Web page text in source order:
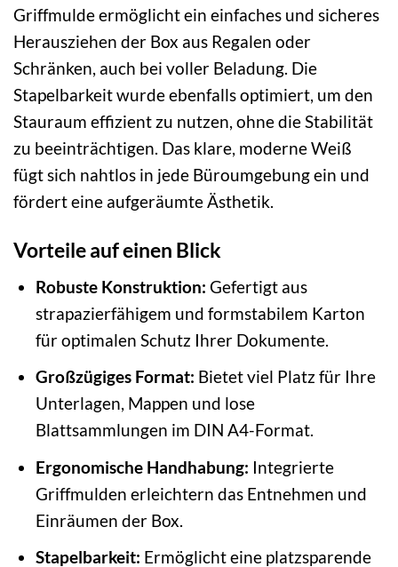
Griffmulde ermöglicht ein einfaches und sicheres
Herausziehen der Box aus Regalen oder
Schränken, auch bei voller Beladung. Die
Stapelbarkeit wurde ebenfalls optimiert, um den
Stauraum effizient zu nutzen, ohne die Stabilität
zu beeinträchtigen. Das klare, moderne Weiß
fügt sich nahtlos in jede Büroumgebung ein und
fördert eine aufgeräumte Ästhetik.
Vorteile auf einen Blick
Robuste Konstruktion: Gefertigt aus
strapazierfähigem und formstabilem Karton
für optimalen Schutz Ihrer Dokumente.
Großzügiges Format: Bietet viel Platz für Ihre
Unterlagen, Mappen und lose
Blattsammlungen im DIN A4-Format.
Ergonomische Handhabung: Integrierte
Griffmulden erleichtern das Entnehmen und
Einräumen der Box.
Stapelbarkeit: Ermöglicht eine platzsparende